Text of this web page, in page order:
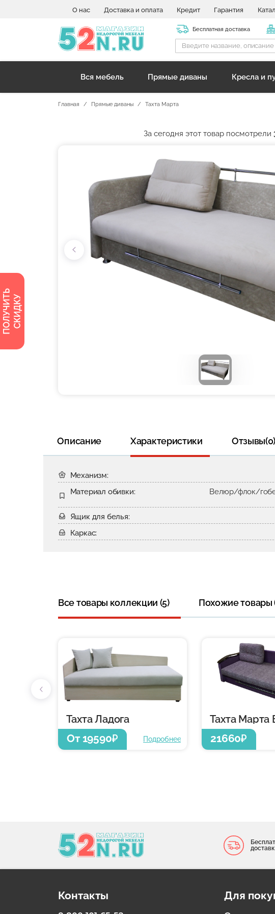
О нас Доставка и оплата Кредит Гарантия
Бесплатная доставка
Вся мебель Прямые диваны Кресла и
Главная Прямые диваны Тахта Марта
За сегодня этот товар посмотрели
Описание Характеристики Отзывы(0)
Механизм:
Материал обивки:
Велюр/флок/
Ящик для белья:
Каркас:
Все товары коллекции (5) Похожие товары
Тахта Ладога
От 19590₽ Подробнее
Тахта Марта
21660₽
Контакты Для